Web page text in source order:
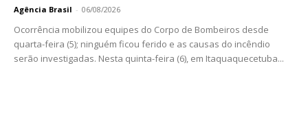
Agência Brasil - 06/08/2026
Ocorrência mobilizou equipes do Corpo de Bombeiros desde
quarta-feira (5); ninguém ficou ferido e as causas do incêndio
serão investigadas. Nesta quinta-feira (6), em Itaquaquecetuba...